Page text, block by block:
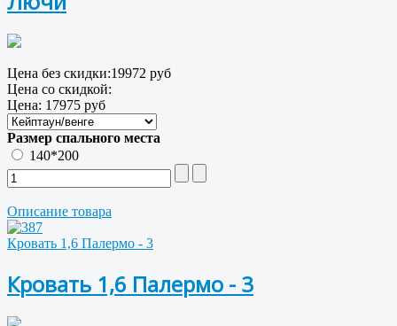
Цена без скидки:19972 руб
Цена со скидкой:
Цена: 17975 руб
Размер спального места
140*200
Описание товара
Кровать 1,6 Палермо - 3
Кровать 1,6 Палермо - 3